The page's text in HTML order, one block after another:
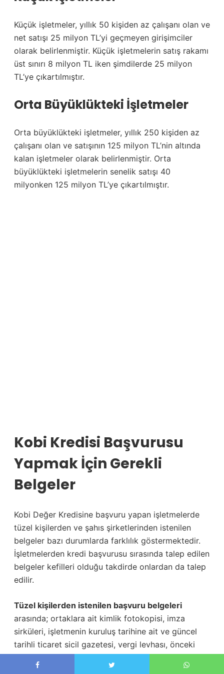
Küçük işletmeler, yıllık 50 kişiden az çalışanı olan ve
net satışı 25 milyon TL’yi geçmeyen girişimciler
olarak belirlenmiştir. Küçük işletmelerin satış rakamı
üst sınırı 8 milyon TL iken şimdilerde 25 milyon
TL’ye çıkartılmıştır.
Orta Büyüklükteki İşletmeler
Orta büyüklükteki işletmeler, yıllık 250 kişiden az
çalışanı olan ve satışının 125 milyon TL’nin altında
kalan işletmeler olarak belirlenmiştir. Orta
büyüklükteki işletmelerin senelik satışı 40
milyonken 125 milyon TL’ye çıkartılmıştır.
Kobi Kredisi Başvurusu
Yapmak İçin Gerekli
Belgeler
Kobi Değer Kredisine başvuru yapan işletmelerde
tüzel kişilerden ve şahıs şirketlerinden istenilen
belgeler bazı durumlarda farklılık göstermektedir.
İşletmelerden kredi başvurusu sırasında talep edilen
belgeler kefilleri olduğu takdirde onlardan da talep
edilir.
Tüzel kişilerden istenilen başvuru belgeleri
arasında; ortaklara ait kimlik fotokopisi, imza
sirküleri, işletmenin kuruluş tarihine ait ve güncel
tarihli ticaret sicil gazetesi, vergi levhası, önceki
yıllara ait bilanço ve gelir tablosu, işletmeye ve iş
ortaklarına ait mal varlığı dökümü ve varsa eğer